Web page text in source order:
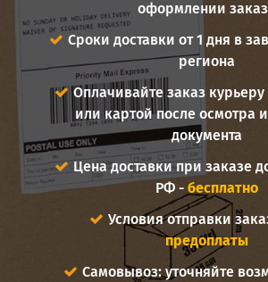
оформлении
Сроки доставки от 1 дня в
региона
Оплачивайте заказ
или картой после осмотра
документа
Цена доставки при заказе
РФ -бесплатно
Условия отправки
предоплаты
Самовывоз: уточняйте